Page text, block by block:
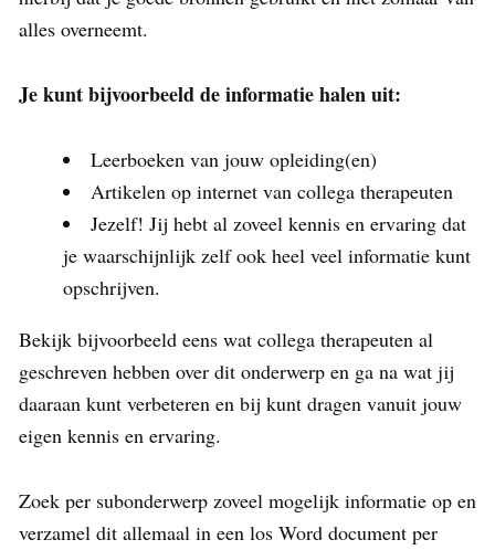
alles overneemt.
Je kunt bijvoorbeeld de informatie halen uit:
Leerboeken van jouw opleiding(en)
Artikelen op internet van collega therapeuten
Jezelf! Jij hebt al zoveel kennis en ervaring dat
je waarschijnlijk zelf ook heel veel informatie kunt
opschrijven.
Bekijk bijvoorbeeld eens wat collega therapeuten al
geschreven hebben over dit onderwerp en ga na wat jij
daaraan kunt verbeteren en bij kunt dragen vanuit jouw
eigen kennis en ervaring.
Zoek per subonderwerp zoveel mogelijk informatie op en
verzamel dit allemaal in een los Word document per